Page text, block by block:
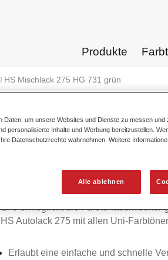
Produkte
HS Mischlack 275 HG 731 grün
HS
ermöglicht die
Autolack 275 mit allen Uni-
Erlaubt eine einfache und schnelle
Daten, um unsere Websites und Dienste zu messen
personalisierte Inhalte und Werbung bereitzustellen.
Datenschutzrechte wahrnehmen. Weitere
Alle ablehnen